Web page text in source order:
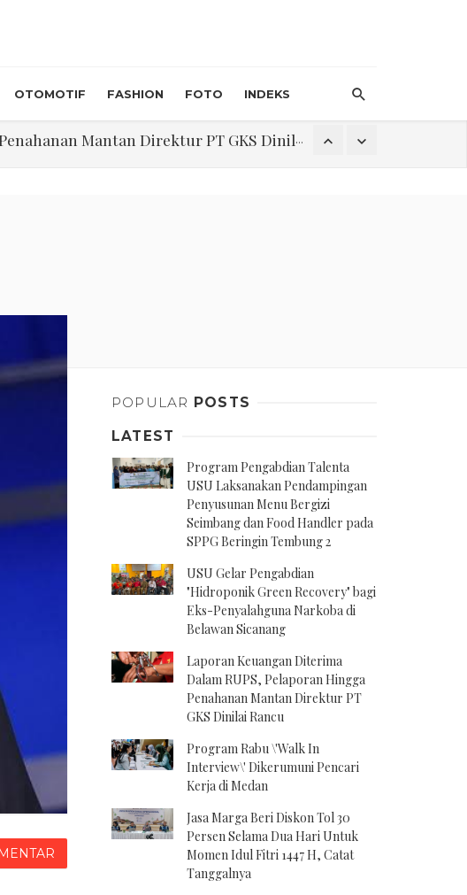
OTOMOTIF FASHION FOTO INDEKS
Mantan Direktur PT GKS Dinilai Rancu
Medan
Narkoba di Belawan Sicanang
POPULAR POSTS
LATEST
Program Pengabdian Talenta
USU Laksanakan Pendampingan
Penyusunan Menu Bergizi
Seimbang dan Food Handler pada
SPPG Beringin Tembung 2
USU Gelar Pengabdian
"Hidroponik Green Recovery" bagi
Eks-Penyalahguna Narkoba di
Belawan Sicanang
Laporan Keuangan Diterima
Dalam RUPS, Pelaporan Hingga
Penahanan Mantan Direktur PT
GKS Dinilai Rancu
Program Rabu \'Walk In
Interview\' Dikerumuni Pencari
Kerja di Medan
Jasa Marga Beri Diskon Tol 30
Persen Selama Dua Hari Untuk
Momen Idul Fitri 1447 H, Catat
Tanggalnya